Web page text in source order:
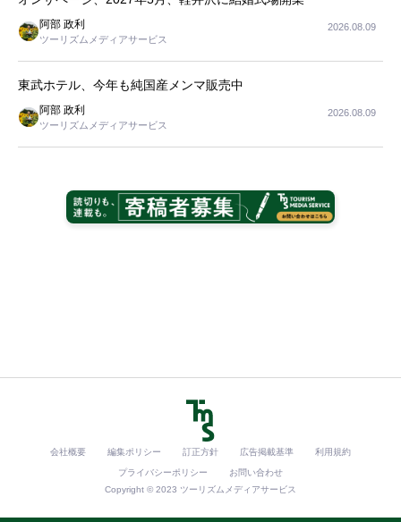
阿部 政利
ツーリズムメディアサービス
2026.08.09
東武ホテル、今年も純国産メンマ販売中
阿部 政利
ツーリズムメディアサービス
2026.08.09
会社概要 編集ポリシー 訂正方針 広告掲載基準 利用規約
プライバシーポリシー
お問い合わせ
Copyright © 2023 ツーリズムメディアサービス